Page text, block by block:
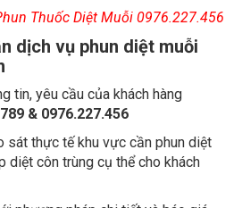
dịch vụ phun diệt muỗi
tin, yêu cầu của khách hàng
sát thực tế khu vực cần phun diệt